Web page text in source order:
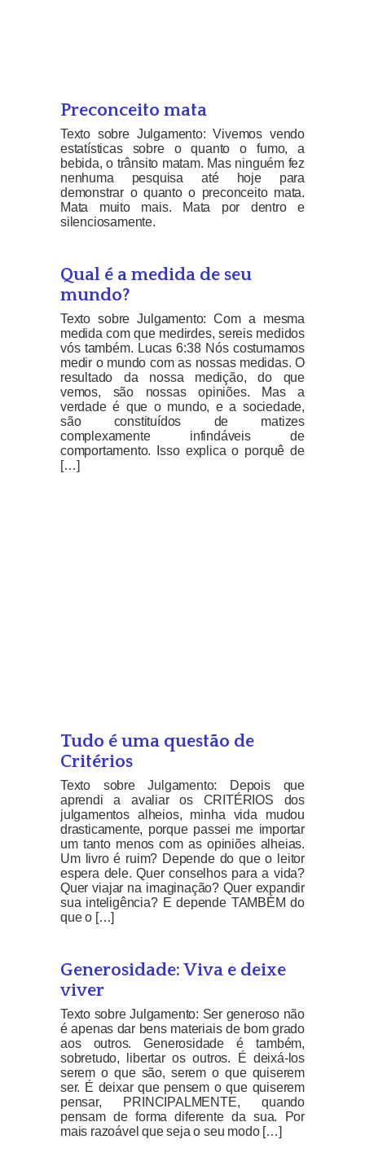
Preconceito mata
Texto sobre Julgamento: Vivemos vendo
estatísticas sobre o quanto o fumo, a
bebida, o trânsito matam. Mas ninguém fez
nenhuma pesquisa até hoje para
demonstrar o quanto o preconceito mata.
Mata muito mais. Mata por dentro e
silenciosamente.
Qual é a medida de seu
mundo?
Texto sobre Julgamento: Com a mesma
medida com que medirdes, sereis medidos
vós também. Lucas 6:38 Nós costumamos
medir o mundo com as nossas medidas. O
resultado da nossa medição, do que
vemos, são nossas opiniões. Mas a
verdade é que o mundo, e a sociedade,
são constituídos de matizes
complexamente infindáveis de
comportamento. Isso explica o porquê de
[…]
Tudo é uma questão de
Critérios
Texto sobre Julgamento: Depois que
aprendi a avaliar os CRITÉRIOS dos
julgamentos alheios, minha vida mudou
drasticamente, porque passei me importar
um tanto menos com as opiniões alheias.
Um livro é ruim? Depende do que o leitor
espera dele. Quer conselhos para a vida?
Quer viajar na imaginação? Quer expandir
sua inteligência? E depende TAMBÉM do
que o […]
Generosidade: Viva e deixe
viver
Texto sobre Julgamento: Ser generoso não
é apenas dar bens materiais de bom grado
aos outros. Generosidade é também,
sobretudo, libertar os outros. É deixá-los
serem o que são, serem o que quiserem
ser. É deixar que pensem o que quiserem
pensar, PRINCIPALMENTE, quando
pensam de forma diferente da sua. Por
mais razoável que seja o seu modo […]